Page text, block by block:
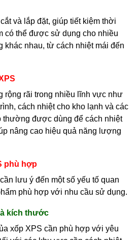
và lắp đặt, giúp tiết kiệm thời
có thể được sử dụng cho nhiều
khác nhau, từ cách nhiệt mái đến
rộng rãi trong nhiều lĩnh vực như
cách nhiệt cho kho lạnh và các
thường được dùng để cách nhiệt
nâng cao hiệu quả năng lượng
phù hợp
lưu ý đến một số yếu tố quan
phù hợp với nhu cầu sử dụng.
kích thước
xốp XPS cần phù hợp với yêu